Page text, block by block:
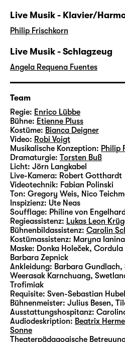
Live Musik - Klavier/
Philip Frischkorn
Live Musik - Schlagzeug
Angela Requena Fuentes
Team
Regie: Enrico Lübbe
Bühne: Etienne Pluss
Kostüme: Bianca Deigner
Video: Robi Voigt
Musikalische Konzeption: Philip
Dramaturgie: Torsten Buß
Licht: Jörn Langkabel
Live-Kamera: Robert Gotthardt
Videotechnik: Fabian Polinski
Ton: Gregory Weis, Nico
Inspizienz: Ute Neas
Soufflage: Philine von
Regieassistenz: Lukas Leon
Bühnenbildassistenz: Carolin
Kostümassistenz: Maryna Ianina
Maske: Donka Holeček,
Barbara Zepnick
Ankleidung: Barbara Gundlach,
Weerasak Karnchuang,
Trofimiak
Requisite: Sven-Sebastian Hubel
Bühnenmeister: Julius Besen,
Ausstattungshospitanz:
Audiodeskription: Beatrix
Sonne
Theaterpädagogische